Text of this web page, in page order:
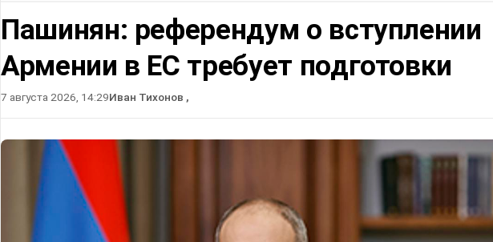
Пашинян: референдум о вступлении
Армении в ЕС требует подготовки
7 августа 2026, 14:29Иван Тихонов ,